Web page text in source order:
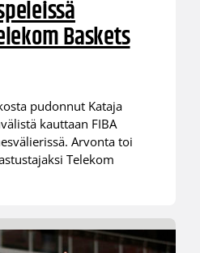
Baskets
pudonnut Kataja
kauttaan FIBA
Arvonta toi
Telekom